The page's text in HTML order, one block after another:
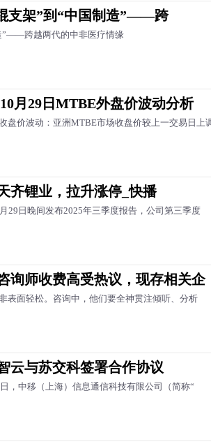
支架”到“中国制造”——跨
”——跨越两代的中非医疗情缘
月29日MTBE外盘价波动分析
盘价波动：亚洲MTBE市场收盘价较上一交易日上
齐锂业，拉升涨停_快播
29日晚间发布2025年三季度报告，公司第三季度
询师收费高受热议，现存相关企
表面轻松。咨询中，他们要全神贯注倾听、分析
云与苏交科签署合作协议
，中移（上海）信息通信科技有限公司（简称“